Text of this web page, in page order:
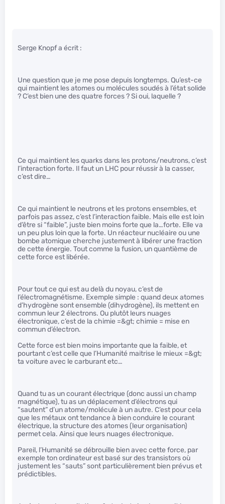
Serge Knopf a écrit :
Une question que je me pose depuis longtemps. Qu’est-ce
qui maintient les atomes ou molécules soudés à l’état solide
? C’est bien une des quatre forces ? Si oui, laquelle ?
Ce qui maintient les quarks dans les protons/neutrons, c’est
l’interaction forte. Il faut un LHC pour réussir à la casser,
c’est dire…
Ce qui maintient le neutrons et les protons ensembles, et
parfois pas assez, c’est l’interaction faible. Mais elle est loin
d’être si “faible”, juste bien moins forte que la…forte. Elle va
un peu plus loin que la forte. Un réacteur nucléaire ou une
bombe atomique cherche justement à libérer une fraction
de cette énergie. Tout comme la fusion, un quantième de
cette force est libérée.
Pour tout ce qui est au delà du noyau, c’est de
l’électromagnétisme. Exemple simple : quand deux atomes
d’hydrogène sont ensemble (dihydrogène), ils mettent en
commun leur 2 électrons. Ou plutôt leurs nuages
électronique, c’est de la chimie =&gt; chimie = mise en
commun d’électron.
Cette force est bien moins importante que la faible, et
pourtant c’est celle que l’Humanité maitrise le mieux =&gt;
ta voiture avec le carburant etc…
Quand tu as un courant électrique (donc aussi un champ
magnétique), tu as un déplacement d’électrons qui
“sautent” d’un atome/molécule à un autre. C’est pour cela
que les métaux ont tendance à bien conduire le courant
électrique, la structure des atomes (leur organisation)
permet cela. Ainsi que leurs nuages électronique.
Pareil, l’Humanité se débrouille bien avec cette force, par
exemple ton ordinateur est basé sur des transistors où
justement les “sauts” sont particulièrement bien prévus et
prédictibles.